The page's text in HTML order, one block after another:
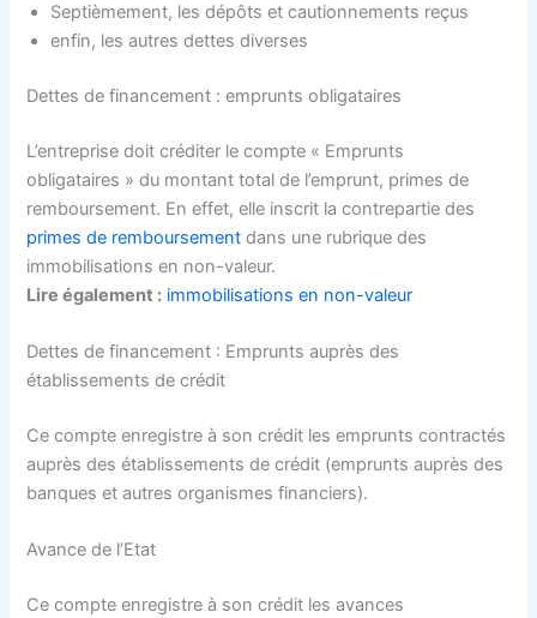
Septièmement, les dépôts et cautionnements reçus
enfin, les autres dettes diverses
Dettes de financement : emprunts obligataires
L’entreprise doit créditer le compte « Emprunts
obligataires » du montant total de l’emprunt, primes de
remboursement. En effet, elle inscrit la contrepartie des
primes de remboursement dans une rubrique des
immobilisations en non-valeur.
Lire également : immobilisations en non-valeur
Dettes de financement : Emprunts auprès des
établissements de crédit
Ce compte enregistre à son crédit les emprunts contractés
auprès des établissements de crédit (emprunts auprès des
banques et autres organismes financiers).
Avance de l’Etat
Ce compte enregistre à son crédit les avances